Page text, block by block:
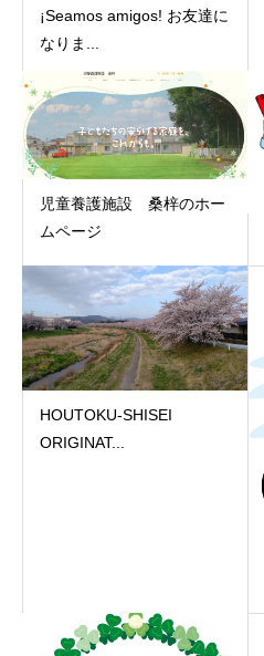
¡Seamos amigos! お友達に
なりま...
児童養護施設 桑梓のホー
ムページ
HOUTOKU-SHISEI
ORIGINAT...